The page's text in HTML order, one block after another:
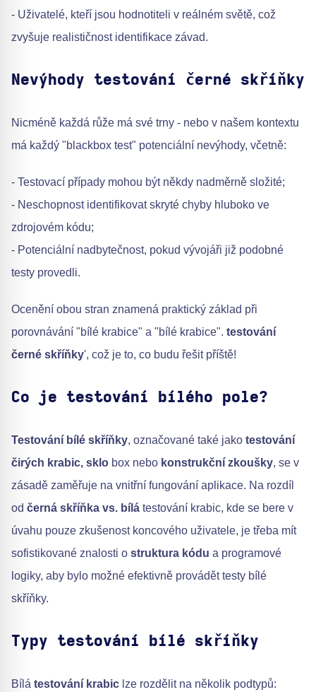
- Uživatelé, kteří jsou hodnotiteli v reálném světě, což
zvyšuje realističnost identifikace závad.
Nevýhody testování černé skříňky
Nicméně každá růže má své trny - nebo v našem kontextu
má každý "blackbox test" potenciální nevýhody, včetně:
- Testovací případy mohou být někdy nadměrně složité;
- Neschopnost identifikovat skryté chyby hluboko ve
zdrojovém kódu;
- Potenciální nadbytečnost, pokud vývojáři již podobné
testy provedli.
Ocenění obou stran znamená praktický základ při
porovnávání "bílé krabice" a "bílé krabice". testování
černé skříňky', což je to, co budu řešit příště!
Co je testování bílého pole?
Testování bílé skříňky, označované také jako testování
čirých krabic, sklo box nebo konstrukční zkoušky, se v
zásadě zaměřuje na vnitřní fungování aplikace. Na rozdíl
od černá skříňka vs. bílá testování krabic, kde se bere v
úvahu pouze zkušenost koncového uživatele, je třeba mít
sofistikované znalosti o struktura kódu a programové
logiky, aby bylo možné efektivně provádět testy bílé
skříňky.
Typy testování bílé skříňky
Bílá testování krabic lze rozdělit na několik podtypů: